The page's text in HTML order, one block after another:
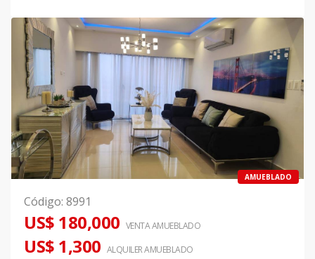
AMUEBLADO
Código: 8991
US$ 180,000 VENTA AMUEBLADO
US$ 1,300 ALQUILERAMUEBLADO